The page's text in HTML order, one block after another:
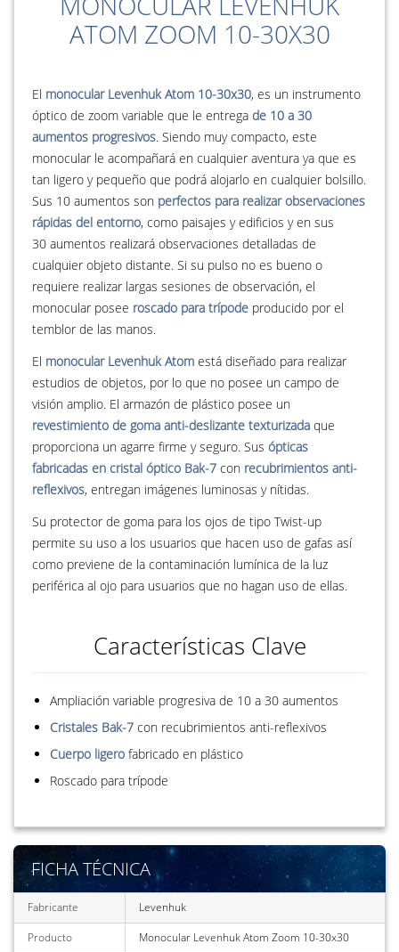
ATOM ZOOM 10-30X30
El monocular Levenhuk Atom 10-30x30, es un instrumento
óptico de zoom variable que le entrega de 10 a 30
aumentos progresivos. Siendo muy compacto, este
monocular le acompañará en cualquier aventura ya que es
tan ligero y pequeño que podrá alojarlo en cualquier bolsillo.
Sus 10 aumentos son perfectos para realizar observaciones
rápidas del entorno, como paisajes y edificios y en sus
30 aumentos realizará observaciones detalladas de
cualquier objeto distante. Si su pulso no es bueno o
requiere realizar largas sesiones de observación, el
monocular posee roscado para trípode producido por el
temblor de las manos.
El monocular Levenhuk Atom está diseñado para realizar
estudios de objetos, por lo que no posee un campo de
visión amplio. El armazón de plástico posee un
revestimiento de goma anti-deslizante texturizada que
proporciona un agarre firme y seguro. Sus ópticas
fabricadas en cristal óptico Bak-7 con recubrimientos anti-
reflexivos, entregan imágenes luminosas y nítidas.
Su protector de goma para los ojos de tipo Twist-up
permite su uso a los usuarios que hacen uso de gafas así
como previene de la contaminación lumínica de la luz
periférica al ojo para usuarios que no hagan uso de ellas.
Características Clave
Ampliación variable progresiva de 10 a 30 aumentos
Cristales Bak-7 con recubrimientos anti-reflexivos
Cuerpo ligero fabricado en plástico
Roscado para trípode
FICHA TÉCNICA
Fabricante
Levenhuk
Producto
Monocular Levenhuk Atom Zoom 10-30x30